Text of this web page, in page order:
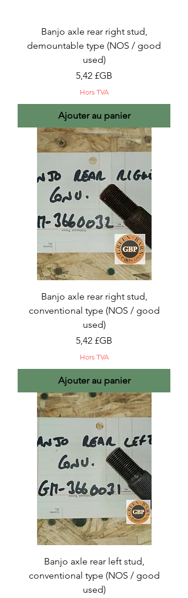
Banjo axle rear right stud,
demountable type (NOS / good
used)
Prix
5,42 £GB
Hors TVA
Ajouter au panier
Banjo axle rear right stud,
conventional type (NOS / good
used)
Prix
5,42 £GB
Hors TVA
Ajouter au panier
Banjo axle rear left stud,
conventional type (NOS / good
used)